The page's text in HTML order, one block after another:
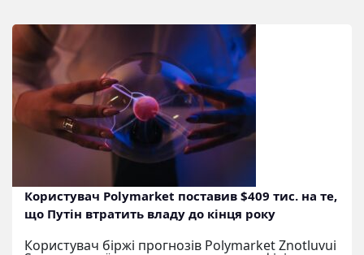
Користувач Polymarket поставив $409 тис. на те,
що Путін втратить владу до кінця року
Користувач біржі прогнозів Polymarket Znotluvui